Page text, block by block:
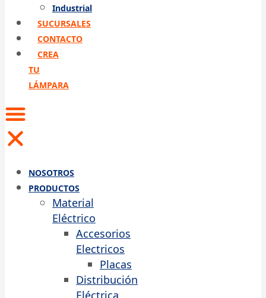
Industrial
SUCURSALES
CONTACTO
CREA
TU
LÁMPARA
NOSOTROS
PRODUCTOS
Material
Eléctrico
Accesorios
Electricos
Placas
Distribución
Eléctrica